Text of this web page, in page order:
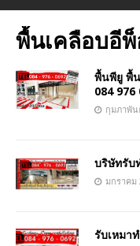
พื้นเคลือบอี
พื้นพียู พื้
084 976
กุมภาพัน
บริษัทรับ
มกราคม
รับเหมา